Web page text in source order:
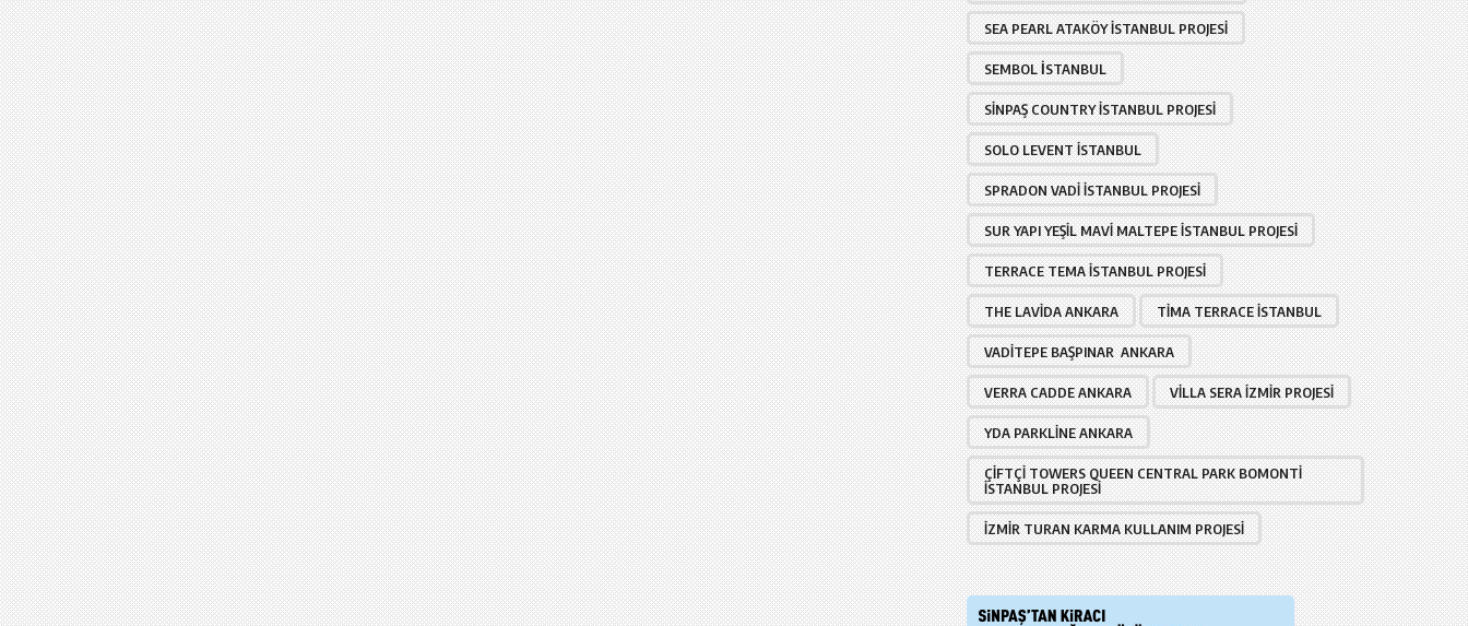
SEA PEARL ATAKÖY İSTANBUL PROJESI
SEMBOL İSTANBUL
SINPAŞ COUNTRY İSTANBUL PROJESI
SOLO LEVENT İSTANBUL
SPRADON VADI İSTANBUL PROJESI
SUR YAPI YEŞIL MAVI MALTEPE İSTANBUL PROJESI
TERRACE TEMA İSTANBUL PROJESI
THE LAVIDA ANKARA TIMA TERRACE İSTANBUL
VADITEPE BAŞPINAR ANKARA
VERRA CADDE ANKARA VILLA SERA İZMIR PROJESI
YDA PARKLINE ANKARA
ÇIFTÇI TOWERS QUEEN CENTRAL PARK BOMONTI
İSTANBUL PROJESI
İZMIR TURAN KARMA KULLANIM PROJESI